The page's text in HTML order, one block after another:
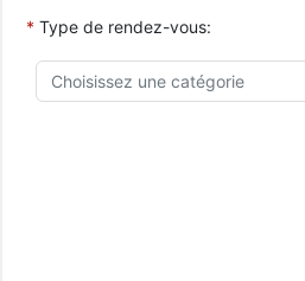
* Type de rendez-vous: